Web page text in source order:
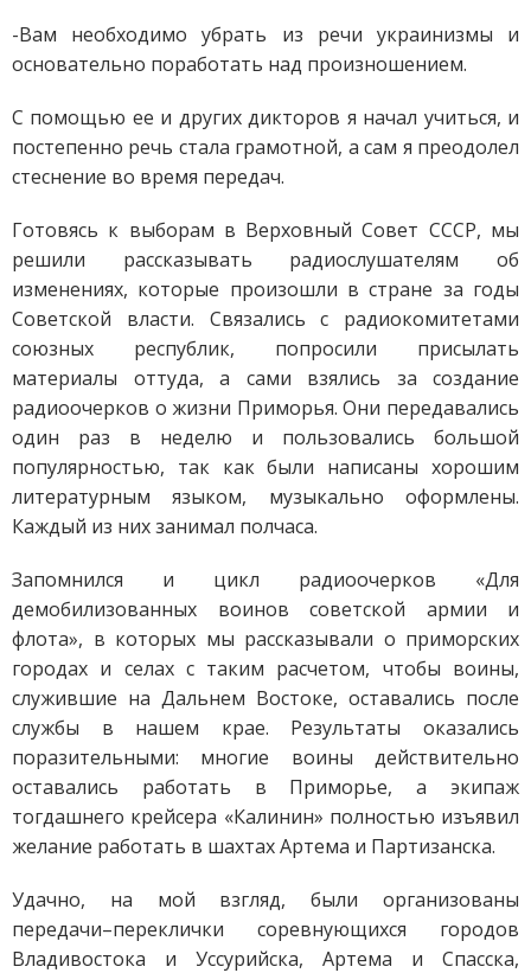
-Вам необходимо убрать из речи украинизмы и
основательно поработать над произношением.
С помощью ее и других дикторов я начал учиться, и
постепенно речь стала грамотной, а сам я преодолел
стеснение во время передач.
Готовясь к выборам в Верховный Совет СССР, мы
решили рассказывать радиослушателям об
изменениях, которые произошли в стране за годы
Советской власти. Связались с радиокомитетами
союзных республик, попросили присылать
материалы оттуда, а сами взялись за создание
радиоочерков о жизни Приморья. Они передавались
один раз в неделю и пользовались большой
популярностью, так как были написаны хорошим
литературным языком, музыкально оформлены.
Каждый из них занимал полчаса.
Запомнился и цикл радиоочерков «Для
демобилизованных воинов советской армии и
флота», в которых мы рассказывали о приморских
городах и селах с таким расчетом, чтобы воины,
служившие на Дальнем Востоке, оставались после
службы в нашем крае. Результаты оказались
поразительными: многие воины действительно
оставались работать в Приморье, а экипаж
тогдашнего крейсера «Калинин» полностью изъявил
желание работать в шахтах Артема и Партизанска.
Удачно, на мой взгляд, были организованы
передачи–переклички соревнующихся городов
Владивостока и Уссурийска, Артема и Спасска,